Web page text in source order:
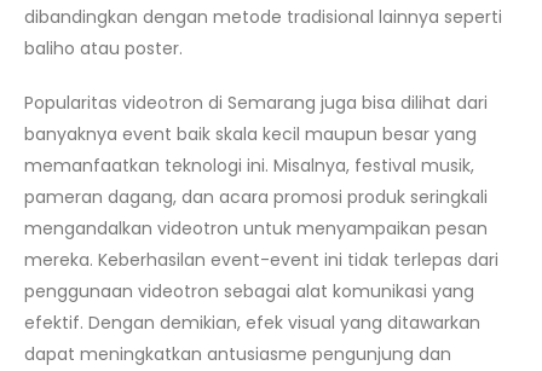
dibandingkan dengan metode tradisional lainnya seperti
baliho atau poster.
Popularitas videotron di Semarang juga bisa dilihat dari
banyaknya event baik skala kecil maupun besar yang
memanfaatkan teknologi ini. Misalnya, festival musik,
pameran dagang, dan acara promosi produk seringkali
mengandalkan videotron untuk menyampaikan pesan
mereka. Keberhasilan event-event ini tidak terlepas dari
penggunaan videotron sebagai alat komunikasi yang
efektif. Dengan demikian, efek visual yang ditawarkan
dapat meningkatkan antusiasme pengunjung dan